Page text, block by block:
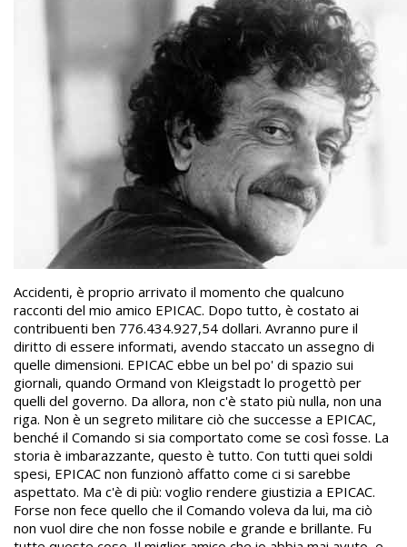
Accidenti, è proprio arrivato il momento che qualcuno
racconti del mio amico EPICAC. Dopo tutto, è costato ai
contribuenti ben 776.434.927,54 dollari. Avranno pure il
diritto di essere informati, avendo staccato un assegno di
quelle dimensioni. EPICAC ebbe un bel po' di spazio sui
giornali, quando Ormand von Kleigstadt lo progettò per
quelli del governo. Da allora, non c'è stato più nulla, non una
riga. Non è un segreto militare ciò che successe a EPICAC,
benché il Comando si sia comportato come se così fosse. La
storia è imbarazzante, questo è tutto. Con tutti quei soldi
spesi, EPICAC non funzionò affatto come ci si sarebbe
aspettato. Ma c'è di più: voglio rendere giustizia a EPICAC.
Forse non fece quello che il Comando voleva da lui, ma ciò
non vuol dire che non fosse nobile e grande e brillante. Fu